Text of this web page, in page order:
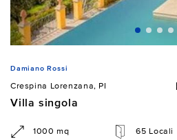
Damiano Rossi
Crespina Lorenzana, PI
Villa singola
1000 mq 65 Locali